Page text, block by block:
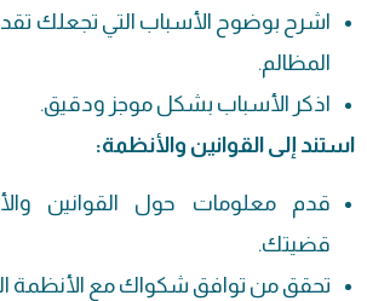
اشرح بوضوح الأسباب التي تجعلك
المظالم.
اذكر الأسباب بشكل موجز ودقيق.
استند إلى القوانين والأنظمة:
قدم معلومات حول القوانين
قضيتك.
تحقق من توافق شكواك مع الأنظمة